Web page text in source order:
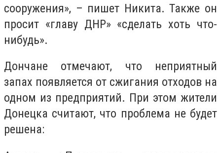
сооружения», – пишет Никита. Также он
просит «главу ДНР» «сделать хоть что-
нибудь».
Дончане отмечают, что неприятный
запах появляется от сжигания отходов на
одном из предприятий. При этом жители
Донецка считают, что проблема не будет
решена: